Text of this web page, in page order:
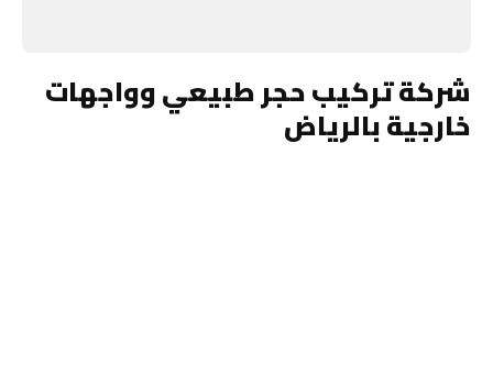
شركة تركيب حجر طبيعي وواجهات
خارجية بالرياض